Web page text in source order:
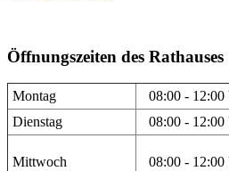
Öffnungszeiten des Rathauses
Montag 08:00 - 12:00
Dienstag
08:00 - 12:00
Mittwoch 08:00 - 12:00